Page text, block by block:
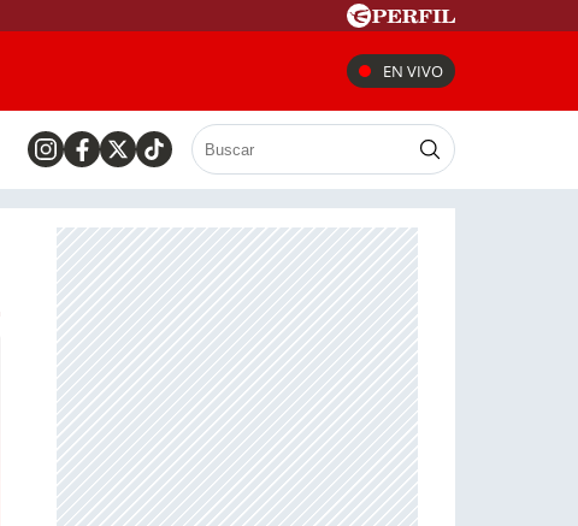
EN VIVO